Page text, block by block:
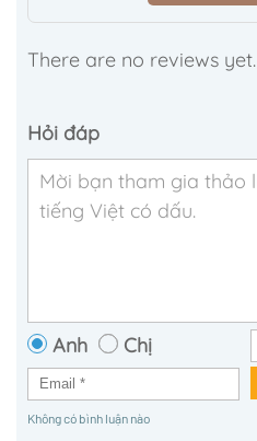
There are no reviews yet.
Hỏi đáp
Anh Chị
Không có bình luận nào